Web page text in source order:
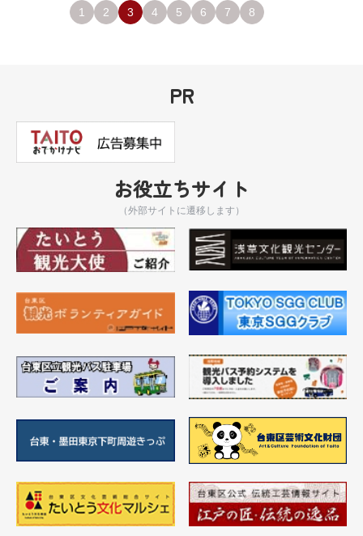
どの年代の方々も、身も心も温まる幸せな空間となっています。オリジナル
グッズの販売もありますのでお立ち寄りの際にはぜひ覗いてみてください
1 2 3 4 5 6 7 8
PR
お役立ちサイト
（外部サイトに遷移します）